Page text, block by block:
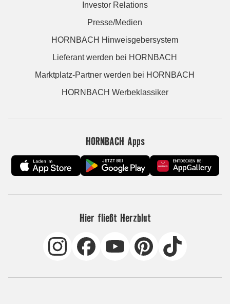
Investor Relations
Presse/Medien
HORNBACH Hinweisgebersystem
Lieferant werden bei HORNBACH
Marktplatz-Partner werden bei HORNBACH
HORNBACH Werbeklassiker
HORNBACH Apps
Hier fließt Herzblut